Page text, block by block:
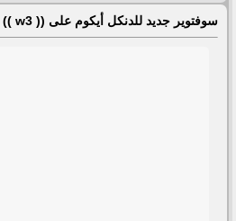
سوفتوير جديد للدنكل أيكوم على (( w3 )) بتاريخ 2/8/2013